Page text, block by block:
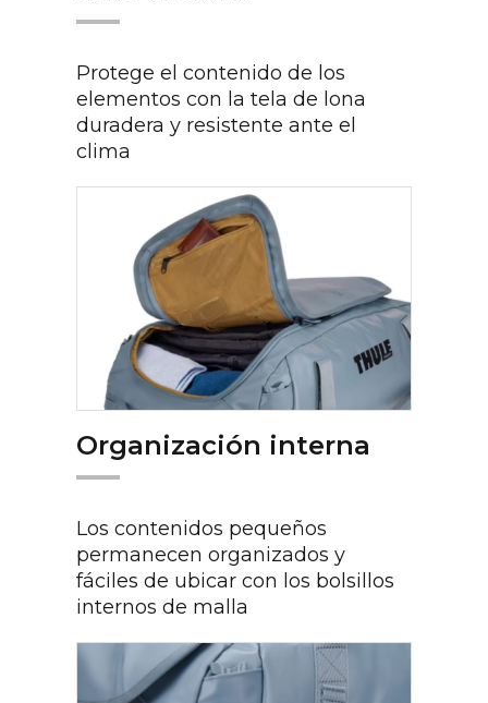
Protege el contenido de los
elementos con la tela de lona
duradera y resistente ante el
clima
Organización interna
Los contenidos pequeños
permanecen organizados y
fáciles de ubicar con los bolsillos
internos de malla